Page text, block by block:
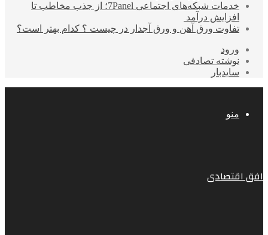
خدمات شبکه‌های اجتماعی 7Panel؛ از جذب مخاطب تا
افزایش درآمد
تفاوت ورق آهن و ورق آجدار در چیست ؟ کدام بهتر است؟
ورود
نوشته تصادفی
سایدبار
منو
افق اقتصادی